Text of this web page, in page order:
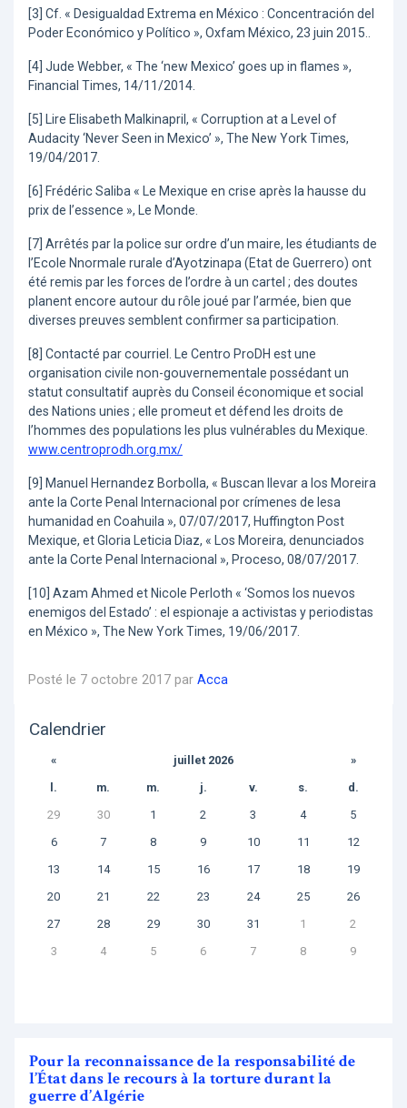
[3] Cf. « Desigualdad Extrema en México : Concentración del
Poder Económico y Político », Oxfam México, 23 juin 2015..
[4] Jude Webber, « The ‘new Mexico’ goes up in flames »,
Financial Times, 14/11/2014.
[5] Lire Elisabeth Malkinapril, « Corruption at a Level of
Audacity ‘Never Seen in Mexico’ », The New York Times,
19/04/2017.
[6] Frédéric Saliba « Le Mexique en crise après la hausse du
prix de l’essence », Le Monde.
[7] Arrêtés par la police sur ordre d’un maire, les étudiants de
l’Ecole Nnormale rurale d’Ayotzinapa (Etat de Guerrero) ont
été remis par les forces de l’ordre à un cartel ; des doutes
planent encore autour du rôle joué par l’armée, bien que
diverses preuves semblent confirmer sa participation.
[8] Contacté par courriel. Le Centro ProDH est une
organisation civile non-gouvernementale possédant un
statut consultatif auprès du Conseil économique et social
des Nations unies ; elle promeut et défend les droits de
l’hommes des populations les plus vulnérables du Mexique.
www.centroprodh.org.mx/
[9] Manuel Hernandez Borbolla, « Buscan llevar a los Moreira
ante la Corte Penal Internacional por crímenes de lesa
humanidad en Coahuila », 07/07/2017, Huffington Post
Mexique, et Gloria Leticia Diaz, « Los Moreira, denunciados
ante la Corte Penal Internacional », Proceso, 08/07/2017.
[10] Azam Ahmed et Nicole Perloth « ‘Somos los nuevos
enemigos del Estado’ : el espionaje a activistas y periodistas
en México », The New York Times, 19/06/2017.
Posté le 7 octobre 2017 par Acca
Calendrier
« juillet 2026
»
l.
m. m. j. v. s.
d.
29
30 1 2 3 4
5
6
7 8 9 10 11
12
13
14 15 16 17 18
19
20
21 22 23 24 25
26
27
28 29 30 31 1
2
3
4 5 6 7 8 9
Pour la reconnaissance de la responsabilité de
l’État dans le recours à la torture durant la
guerre d’Algérie